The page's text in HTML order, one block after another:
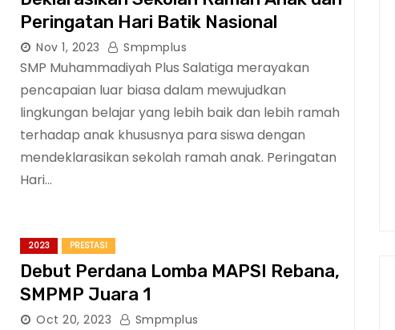
Peringatan Hari Batik Nasional
Nov 1, 2023 Smpmplus
SMP Muhammadiyah Plus Salatiga merayakan
pencapaian luar biasa dalam mewujudkan
lingkungan belajar yang lebih baik dan lebih ramah
terhadap anak khususnya para siswa dengan
mendeklarasikan sekolah ramah anak. Peringatan
Hari…
2023 PRESTASI
Debut Perdana Lomba MAPSI Rebana,
SMPMP Juara 1
Oct 20, 2023 Smpmplus